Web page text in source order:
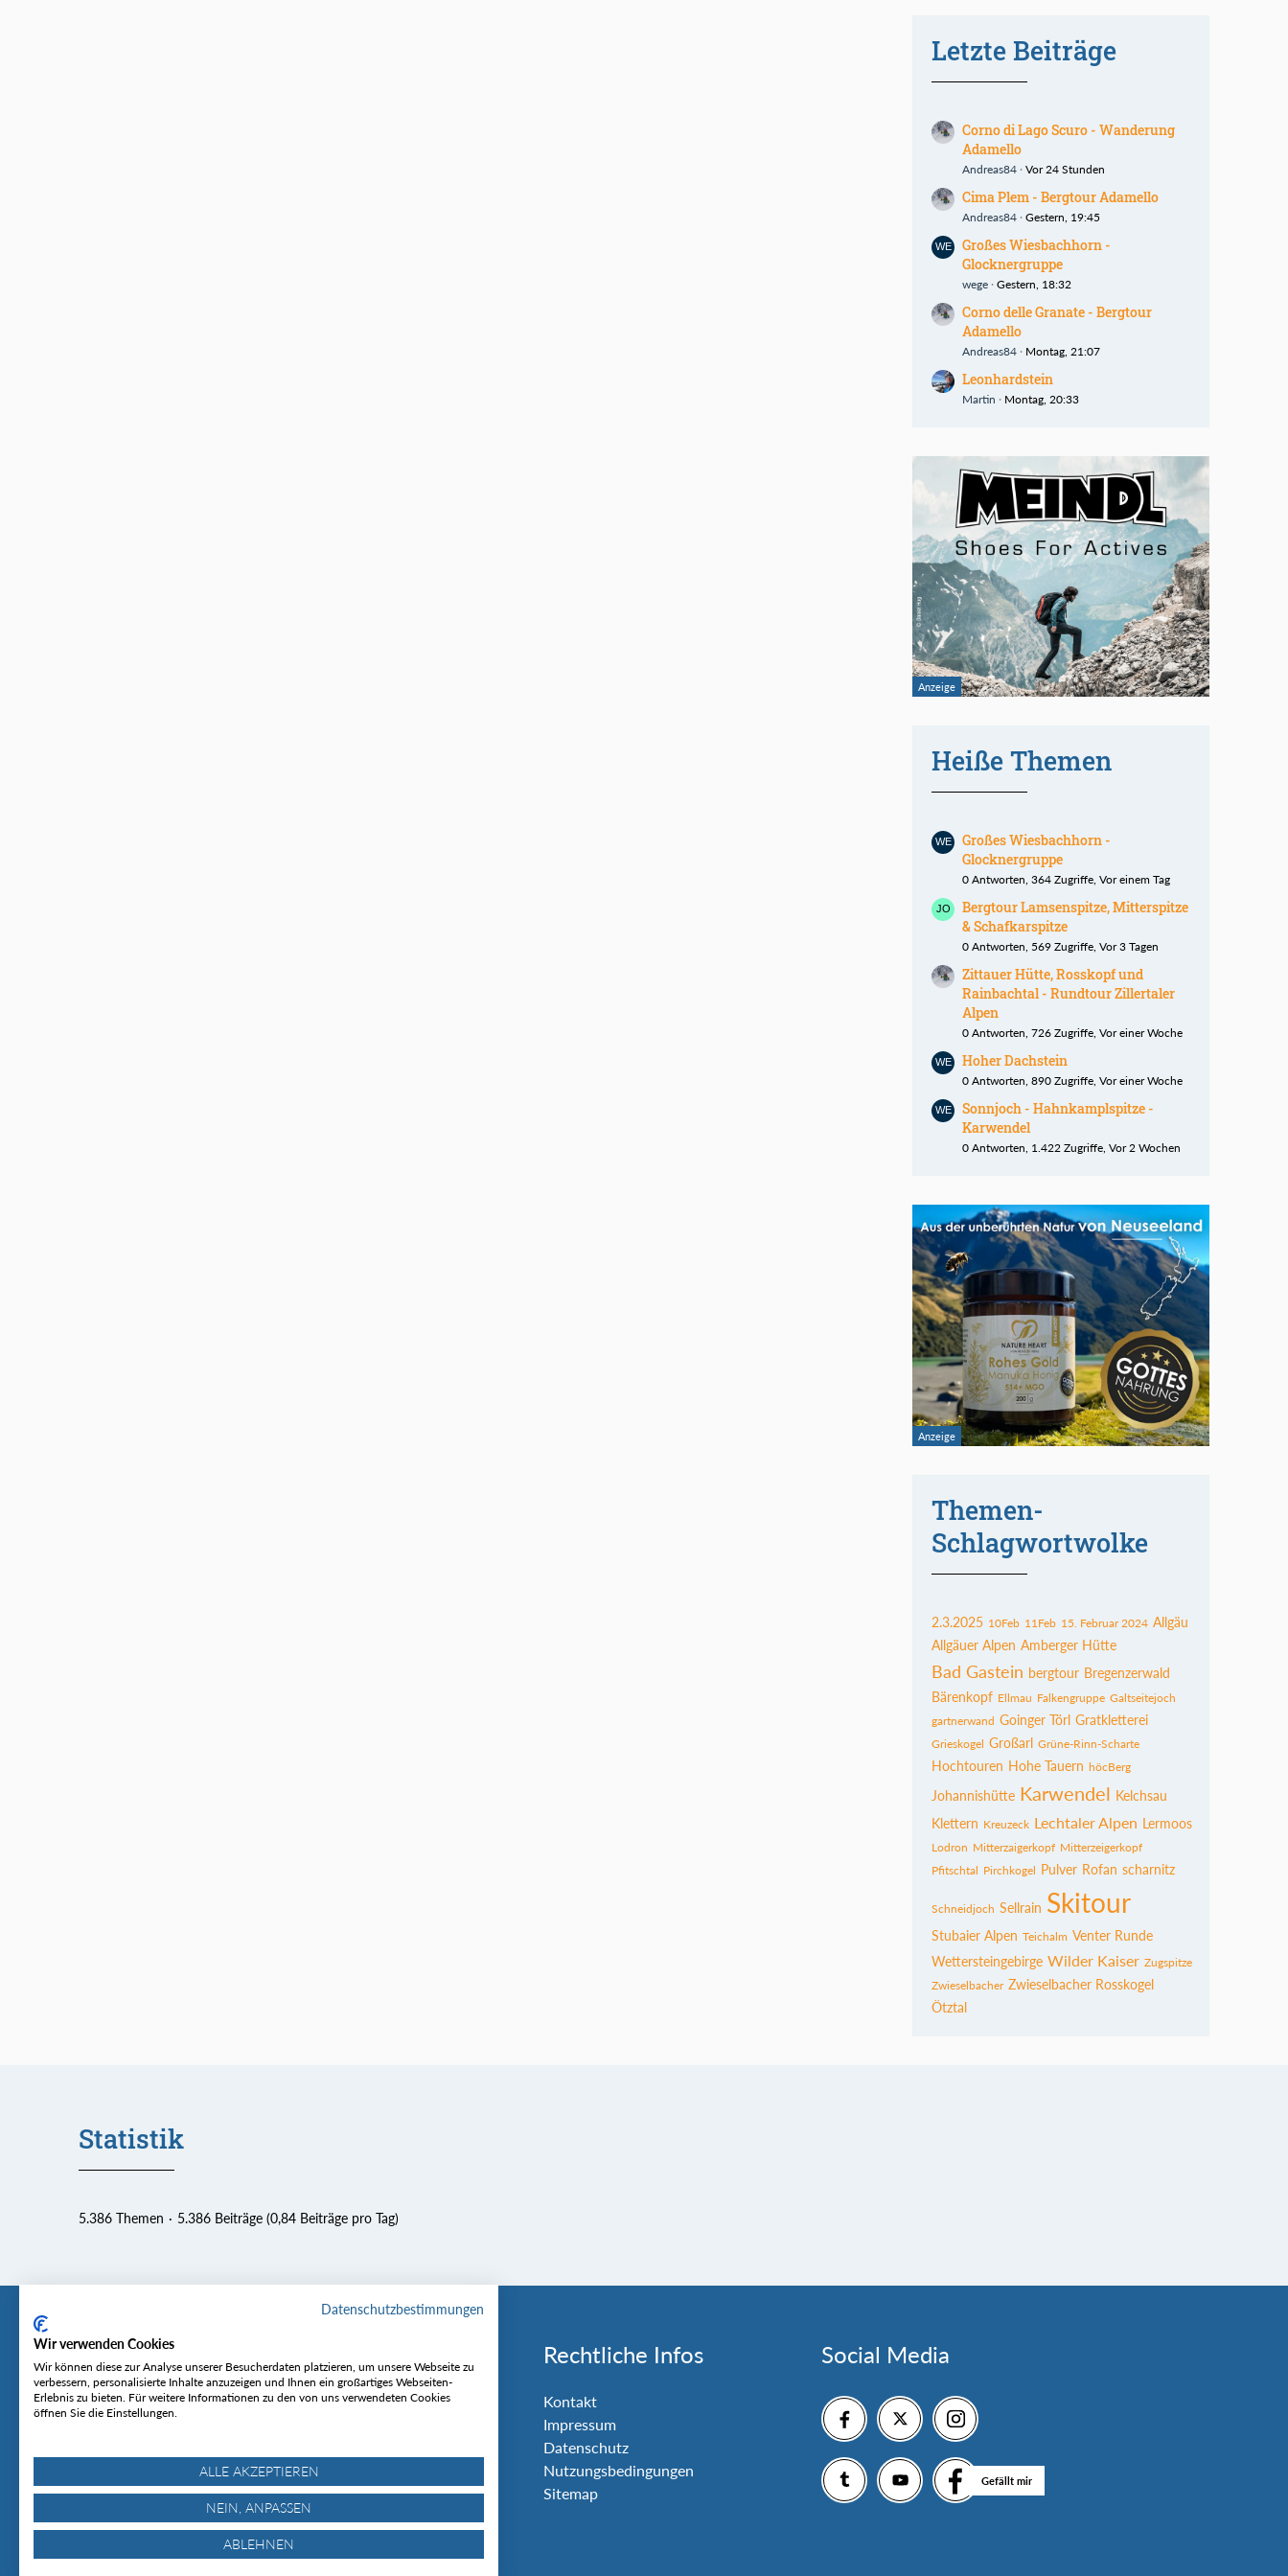
Letzte Beiträge
Corno di Lago Scuro - Wanderung
Adamello
Andreas84 Vor 24 Stunden
Cima Plem - Bergtour Adamello
Andreas84 Gestern, 19:45
Großes Wiesbachhorn -
Glocknergruppe
wege Gestern, 18:32
Corno delle Granate - Bergtour
Adamello
Andreas84 Montag, 21:07
Leonhardstein
Martin Montag, 20:33
Heiße Themen
Großes Wiesbachhorn -
Glocknergruppe
0 Antworten, 364 Zugriffe, Vor einem Tag
Bergtour Lamsenspitze, Mitterspitze
& Schafkarspitze
0 Antworten, 569 Zugriffe, Vor 3 Tagen
Zittauer Hütte, Rosskopf und
Rainbachtal - Rundtour Zillertaler
Alpen
0 Antworten, 726 Zugriffe, Vor einer Woche
Hoher Dachstein
0 Antworten, 890 Zugriffe, Vor einer Woche
Sonnjoch - Hahnkamplspitze -
Karwendel
0 Antworten, 1.422 Zugriffe, Vor 2 Wochen
Themen-
Schlagwortwolke
2.3.2025 10Feb 11Feb 15. Februar 2024 Allgäu
Allgäuer Alpen Amberger Hütte
Bad Gastein bergtour Bregenzerwald
Bärenkopf Ellmau Falkengruppe Galtseitejoch
gartnerwand Goinger Törl Gratkletterei
Grieskogel Großarl Grüne-Rinn-Scharte
Hochtouren Hohe Tauern höcBerg
Johannishütte Karwendel Kelchsau
Klettern Kreuzeck Lechtaler Alpen Lermoos
Lodron Mitterzaigerkopf Mitterzeigerkopf
Pfitschtal Pirchkogel Pulver Rofan scharnitz
Schneidjoch Sellrain Skitour
Stubaier Alpen Teichalm Venter Runde
Wettersteingebirge Wilder Kaiser Zugspitze
Zwieselbacher Zwieselbacher Rosskogel
Ötztal
Statistik
5.386 Themen 5.386 Beiträge (0,84 Beiträge pro Tag)
Tourentipp
Über uns
Wetter & Lawinenlage
Rechtliche Infos
Kontakt
Impressum
Datenschutz
Nutzungsbedingungen
Sitemap
Social Media
Gefällt mir
© Tourentipp.com 2025
Datenschutzbestimmungen
Wir verwenden Cookies
Wir können diese zur Analyse unserer Besucherdaten platzieren, um unsere Webseite zu
verbessern, personalisierte Inhalte anzuzeigen und Ihnen ein großartiges Webseiten-
Erlebnis zu bieten. Für weitere Informationen zu den von uns verwendeten Cookies
öffnen Sie die Einstellungen.
ALLE AKZEPTIEREN
NEIN, ANPASSEN
ABLEHNEN